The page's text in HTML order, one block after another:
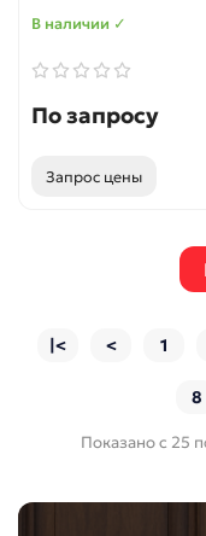
В наличии ✓
По запросу
Запрос цены
|< < 1
8
Показано с 25